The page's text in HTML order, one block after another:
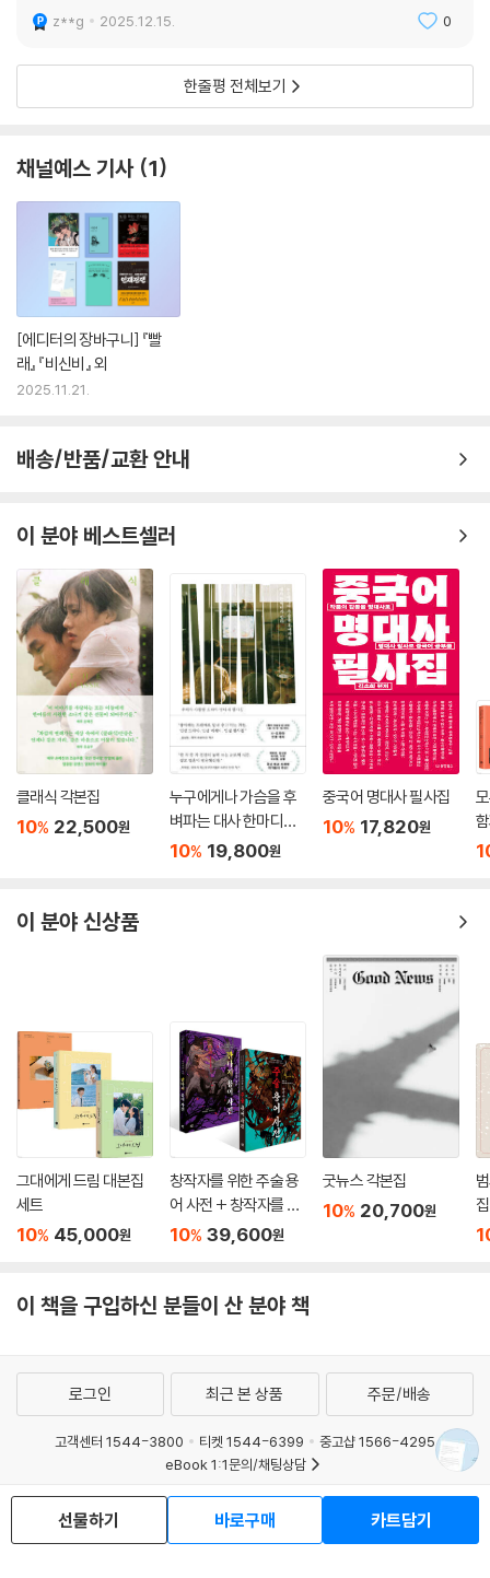
z**g 2025.12.15. 0
한줄평 전체보기
채널예스 기사 1
[에디터의 장바구니] 『빨
래』 『비신비』 외
2025.11.21.
배송/반품/교환 안내
이 분야 베스트셀러
클래식 각본집
10% 22,500원
누구에게나 가슴을 후
벼파는 대사 한마디가
있다
10% 19,800원
중국어 명대사 필사집
10% 17,820원
이 분야 신상품
그대에게 드림 대본집
세트
10% 45,000원
창작자를 위한 주술 용
어 사전 + 창작자를 위
한 판타지 용어 사전 세
10% 39,600원
굿뉴스 각본집
10% 20,700원
집
이 책을 구입하신 분들이 산 분야 책
선물하기 바로구매 카트담기
로그인 최근 본 상품 주문/배송
고객센터 1544-3800 티켓 1544-6399
중고샵 1566-4295
eBook 1:1문의/채팅상담
예스이십사(주) 사업자 정보
이용약관
개인정보처리방침
청소년보호정책